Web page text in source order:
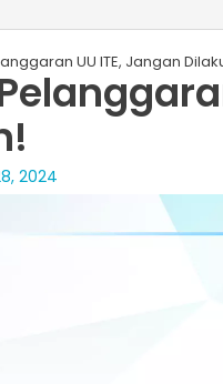
UU ITE, Jangan
2024